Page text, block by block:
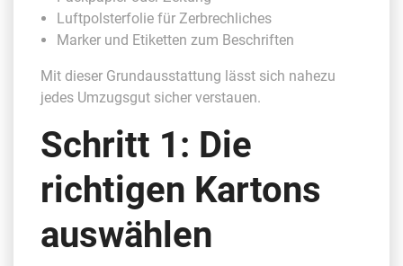
Luftpolsterfolie für Zerbrechliches
Marker und Etiketten zum Beschriften
Mit dieser Grundausstattung lässt sich nahezu
jedes Umzugsgut sicher verstauen.
Schritt 1: Die
richtigen Kartons
auswählen